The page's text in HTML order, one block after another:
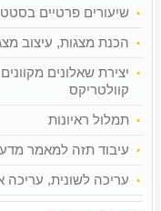
שיעורים פרטיים
הכנת מצגות, עיצוב
יצירת שאלונים
קוולטריקס
תמלול ראיונות
עיבוד תזה למאמר
עריכה לשונית, עריכה